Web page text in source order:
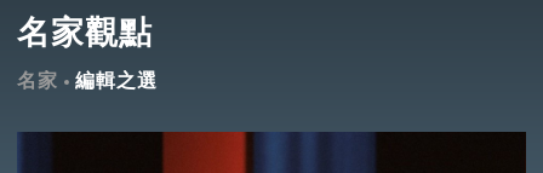
名家觀點
名家 編輯之選